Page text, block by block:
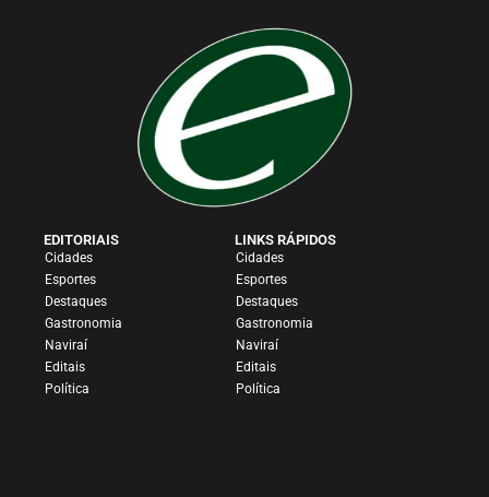
EDITORIAIS
Cidades
Esportes
Destaques
Gastronomia
Naviraí
Editais
Política
LINKS RÁPIDOS
Cidades
Esportes
Destaques
Gastronomia
Naviraí
Editais
Política